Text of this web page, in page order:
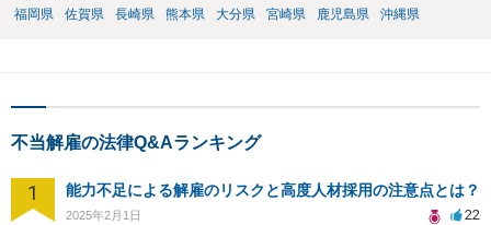
福岡県
佐賀県 長崎県 熊本県 大分県 宮崎県 鹿児島県 沖縄県
不当解雇の法律Q&Aランキング
1 能力不足による解雇のリスクと高度人材採用の注意点とは？
2025年2月1日 22